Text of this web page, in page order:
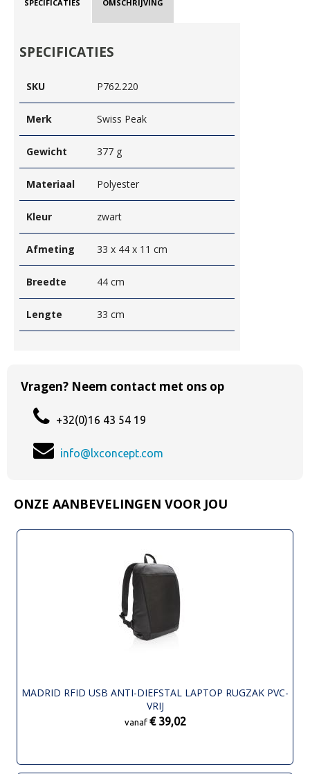
SPECIFICATIES OMSCHRIJVING
SPECIFICATIES
SKU P762.220
Merk Swiss Peak
Gewicht 377 g
Materiaal Polyester
Kleur zwart
Afmeting 33 x 44 x 11 cm
Breedte 44 cm
Lengte 33 cm
Vragen? Neem contact met ons op
+32(0)16 43 54 19
info@lxconcept.com
ONZE AANBEVELINGEN VOOR JOU
MADRID RFID USB ANTI-DIEFSTAL LAPTOP RUGZAK PVC-
VRIJ
vanaf € 39,02